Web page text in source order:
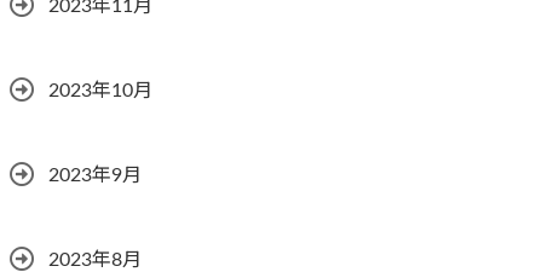
2023年11月
2023年10月
2023年9月
2023年8月